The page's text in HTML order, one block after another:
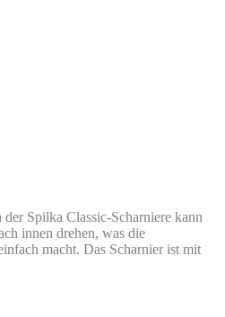
Spilka Classic-Scharniere kann
innen drehen, was die
macht. Das Scharnier ist mit